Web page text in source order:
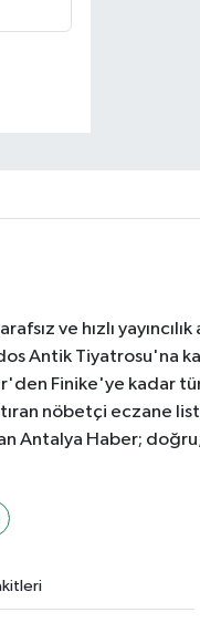
ve hızlı yayıncılık
Antik Tiyatrosu'na
Finike'ye kadar
nöbetçi eczane
Haber; doğru,